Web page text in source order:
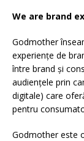
We are brand
Godmother
experiențe de
între brand și
audiențele prin
digitale) care
pentru
Godmother este